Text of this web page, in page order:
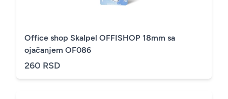
Office shop Skalpel OFFISHOP 18mm sa
ojačanjem OF086
260 RSD